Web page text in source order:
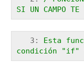
SI UN CAMPO TE
   3:
Esta
condición "if"